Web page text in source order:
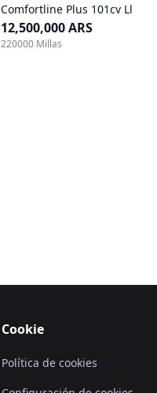
Comfortline Plus 101cv Ll
12,500,000 ARS
220000 Millas
Cookie
Política de cookies